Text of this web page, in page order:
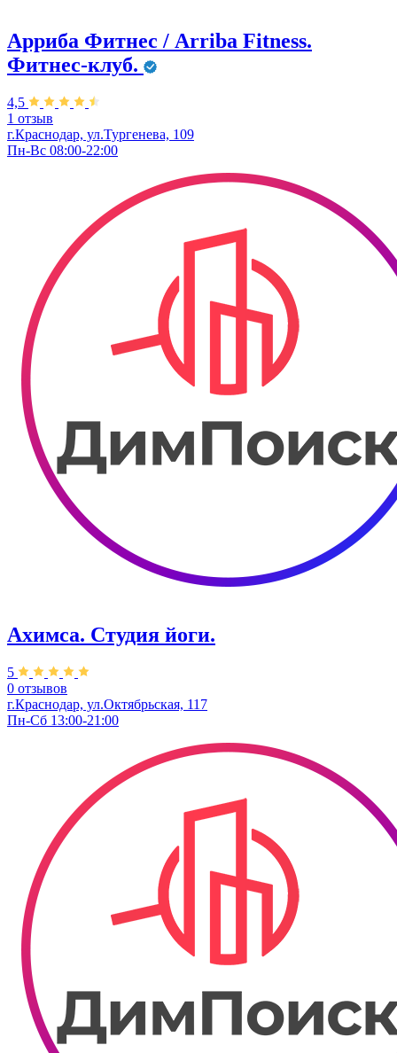
Арриба Фитнес / Arriba Fitness.
Фитнес-клуб.
4,5
1 отзыв
г.Краснодар, ул.Тургенева, 109
Пн-Вс 08:00-22:00
Ахимса. Студия йоги.
5
0 отзывов
г.Краснодар, ул.Октябрьская, 117
Пн-Сб 13:00-21:00